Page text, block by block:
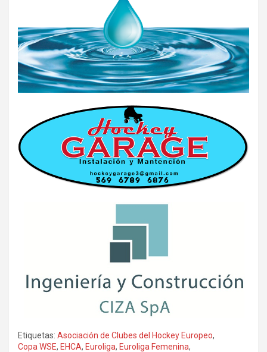
Etiquetas: Asociación de Clubes del Hockey Europeo,
Copa WSE, EHCA, Euroliga, Euroliga Femenina,